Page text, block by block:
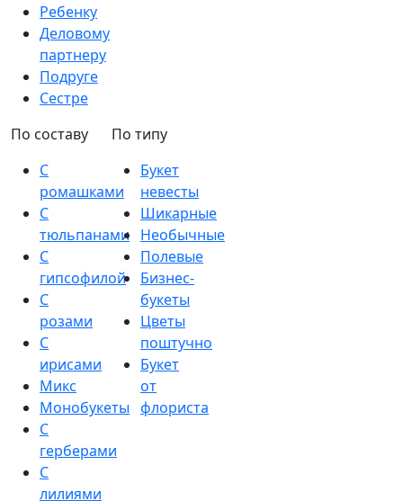
Ребенку
Деловому
партнеру
Подруге
Сестре
По составу
С
ромашками
С
тюльпанами
С
гипсофилой
С
розами
С
ирисами
Микс
Монобукеты
С
герберами
С
лилиями
По типу
Букет
невесты
Шикарные
Необычные
Полевые
Бизнес-
букеты
Цветы
поштучно
Букет
от
флориста